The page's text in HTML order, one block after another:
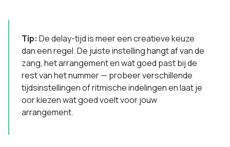
Tip: De delay-tijd is meer een creatieve keuze
dan een regel. De juiste instelling hangt af van de
zang, het arrangement en wat goed past bij de
rest van het nummer — probeer verschillende
tijdsinstellingen of ritmische indelingen en laat je
oor kiezen wat goed voelt voor jouw
arrangement.